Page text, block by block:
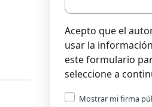
Acepto que el
usar la
este formulario
seleccione a
Mostrar mi firma